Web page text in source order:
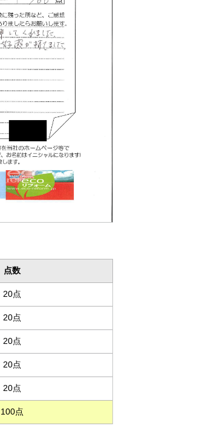
点数
20点
20点
20点
20点
20点
100点